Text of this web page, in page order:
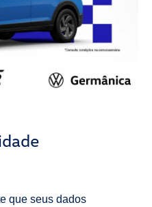
que seus dados